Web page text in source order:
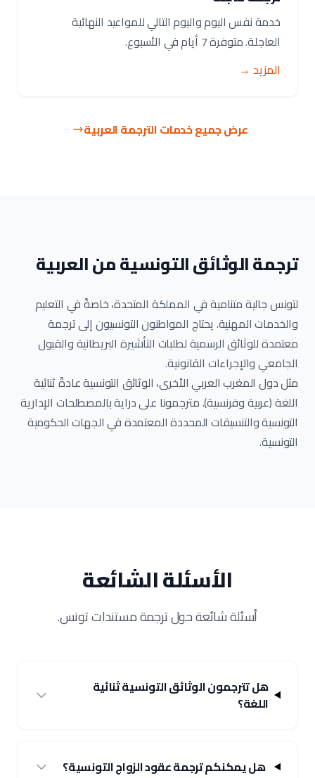
خدمة نفس اليوم واليوم التالي للمواعيد النهائية
العاجلة. متوفرة 7 أيام في الأسبوع.
المزيد →
عرض جميع خدمات الترجمة العربية
ترجمة الوثائق التونسية من العربية
لتونس جالية متنامية في المملكة المتحدة، خاصةً في التعليم
والخدمات المهنية. يحتاج المواطنون التونسيون إلى ترجمة
معتمدة للوثائق الرسمية لطلبات التأشيرة البريطانية والقبول
الجامعي والإجراءات القانونية.
مثل دول المغرب العربي الأخرى، الوثائق التونسية عادةً ثنائية
اللغة (عربية وفرنسية). مترجمونا على دراية بالمصطلحات الإدارية
التونسية والتنسيقات المحددة المعتمدة في الجهات الحكومية
التونسية.
الأسئلة الشائعة
أسئلة شائعة حول ترجمة مستندات تونس.
هل تترجمون الوثائق التونسية ثنائية
اللغة؟
هل يمكنكم ترجمة عقود الزواج التونسية؟